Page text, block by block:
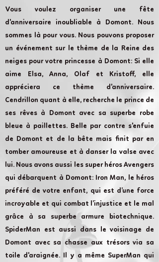
Vous voulez organiser une fête
d'anniversaire inoubliable à Domont. Nous
sommes là pour vous. Nous pouvons proposer
un événement sur le thème de la Reine des
neiges pour votre princesse à Domont: Si elle
aime Elsa, Anna, Olaf et Kristoff, elle
appréciera ce thème d'anniversaire.
Cendrillon quant à elle, recherche le prince de
ses rêves à Domont avec sa superbe robe
bleue à paillettes. Belle par contre s'enfuie
de Domont et de la bête mais finit par en
tomber amoureuse et à danser la valse avec
lui. Nous avons aussi les super héros Avengers
qui débarquent à Domont: Iron Man, le héros
préféré de votre enfant, qui est d’une force
incroyable et qui combat l’injustice et le mal
grâce à sa superbe armure biotechnique.
SpiderMan est aussi dans le voisinage de
Domont avec sa chasse aux trésors via sa
toile d'araignée. Il y a même SuperMan qui